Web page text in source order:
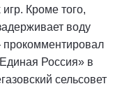
Кроме того,
воду
прокомментировал
Россия» в
сельсовет